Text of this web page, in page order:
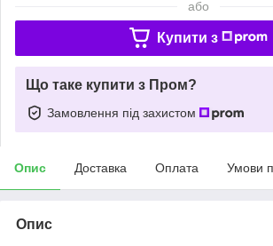
або
Купити з
Що таке купити з Пром?
Замовлення під захистом
Опис Доставка Оплата Умови
Опис